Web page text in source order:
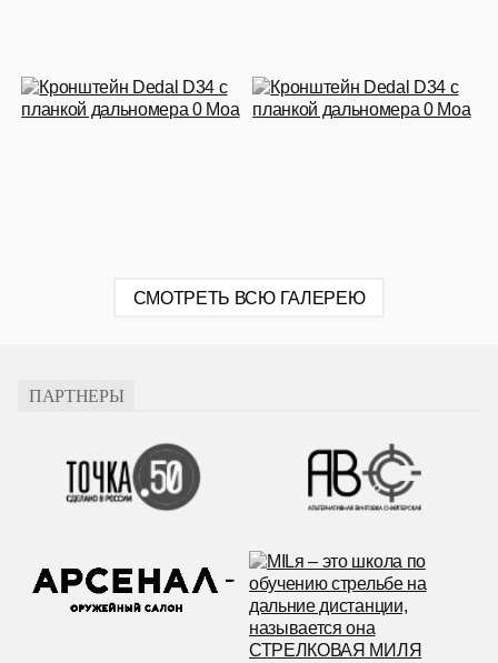
СМОТРЕТЬ ВСЮ ГАЛЕРЕЮ
ПАРТНЕРЫ